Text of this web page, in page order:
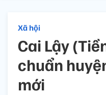
Xã hội
Cai Lậy
chuẩn
mới